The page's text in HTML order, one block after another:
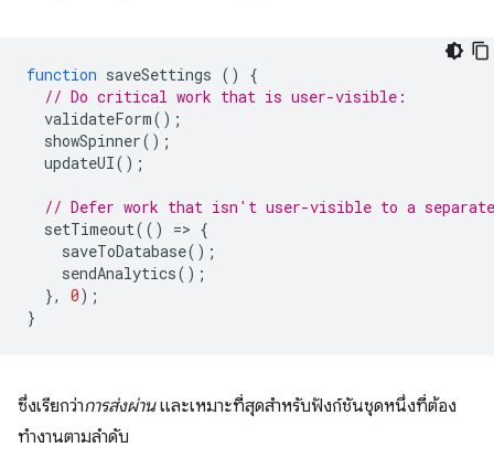
function saveSettings ()
{
// Do critical work that is user-visible:
validateForm();
showSpinner();
updateUI();
// Defer work that isn't user-visible to a
setTimeout(() => {
saveToDatabase();
sendAnalytics();
},
0);
}
ซึ่งเรียกว่าการส่งผ่านและเหมาะที่สุดสำหรับฟังก์ชันชุดหนึ่งที่ต้อง
ทำงานตามลำดับ